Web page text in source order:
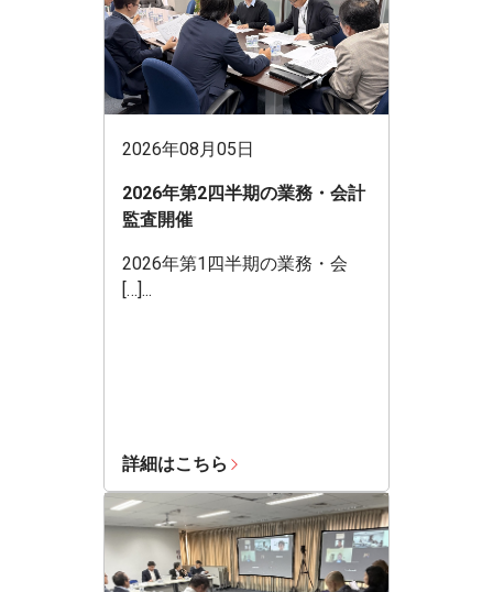
2026年08月05日
2026年第2四半期の業務・会計
監査開催
2026年第1四半期の業務・会
[…]...
詳細はこちら